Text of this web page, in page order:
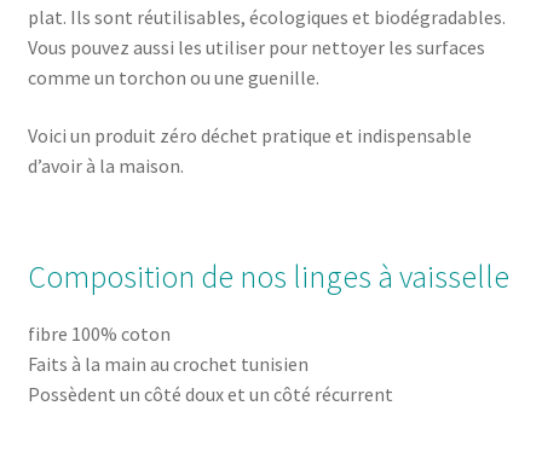
plat. Ils sont réutilisables, écologiques et biodégradables.
Vous pouvez aussi les utiliser pour nettoyer les surfaces
comme un torchon ou une guenille.
Voici un produit zéro déchet pratique et indispensable
d’avoir à la maison.
Composition de nos linges à vaisselle
fibre 100% coton
Faits à la main au crochet tunisien
Possèdent un côté doux et un côté récurrent